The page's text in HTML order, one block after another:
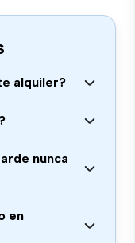
alquiler?
nunca
en